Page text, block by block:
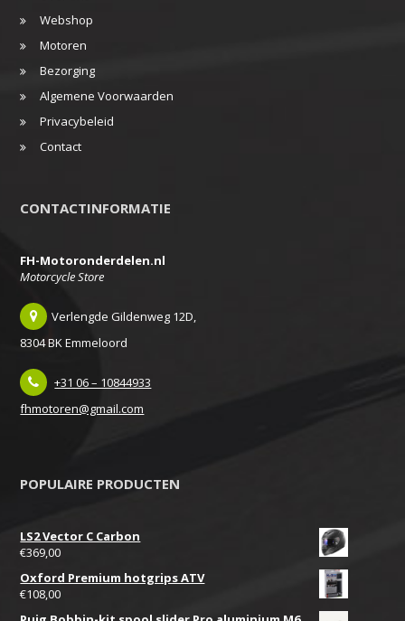
Webshop
Motoren
Bezorging
Algemene Voorwaarden
Privacybeleid
Contact
CONTACTINFORMATIE
FH-Motoronderdelen.nl
Motorcycle Store
Verlengde Gildenweg 12D,
8304 BK Emmeloord
+31 06 – 10844933
fhmotoren@gmail.com
POPULAIRE PRODUCTEN
LS2 Vector C Carbon
€369,00
Oxford Premium hotgrips ATV
€108,00